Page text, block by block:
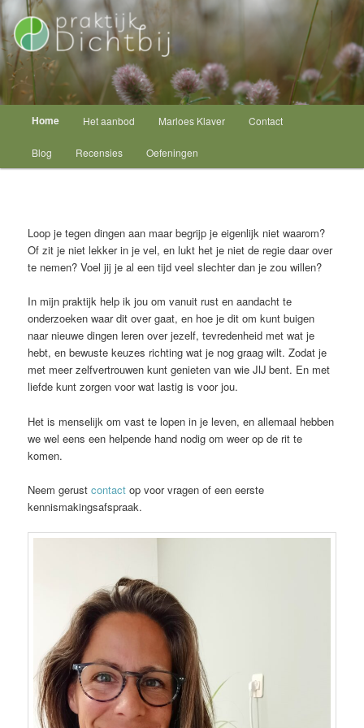
Spring
naar
de
primaire
inhoud Praktijk Dichtbij
Psycholoog Schagen
HoofdmenuHome Het aanbod Marloes Klaver Contact
Blog Recensies Oefeningen
Loop je tegen dingen aan maar begrijp je eigenlijk niet waarom?
Of zit je niet lekker in je vel, en lukt het je niet de regie daar over
te nemen? Voel jij je al een tijd veel slechter dan je zou willen?
In mijn praktijk help ik jou om vanuit rust en aandacht te
onderzoeken waar dit over gaat, en hoe je dit om kunt buigen
naar nieuwe dingen leren over jezelf, tevredenheid met wat je
hebt, en bewuste keuzes richting wat je nog graag wilt. Zodat je
met meer zelfvertrouwen kunt genieten van wie JIJ bent. En met
liefde kunt zorgen voor wat lastig is voor jou.
Het is menselijk om vast te lopen in je leven, en allemaal hebben
we wel eens een helpende hand nodig om weer op de rit te
komen.
Neem gerustcontact op voor vragen of een eerste
kennismakingsafspraak.